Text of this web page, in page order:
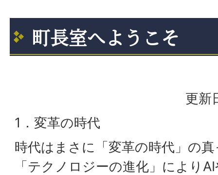
町長室へようこそ
更新
1．変革の時代
時代はまさに「変革の時代」の
「テクノロジーの進化」により